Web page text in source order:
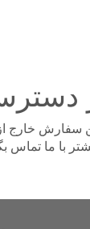
سفارش خارج
با ما تماس